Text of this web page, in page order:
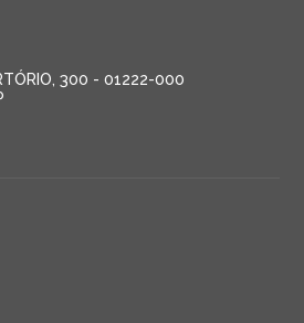
300 - 01222-000